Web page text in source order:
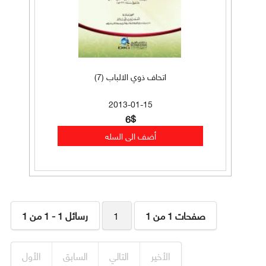
اتحاف ذوي الالباب (7)
2013-01-15
6$
رسائل 1 - 1 من 1 1 صفحات 1 من 1
الأول السابق التالي الأخير